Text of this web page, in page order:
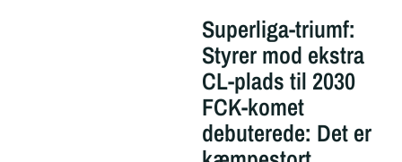
Superliga-triumf:
Styrer mod ekstra
CL-plads til 2030
FCK-komet
debuterede: Det er